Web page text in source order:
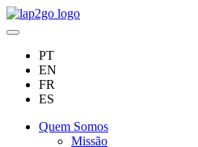
PT
EN
FR
ES
Quem Somos
Missão